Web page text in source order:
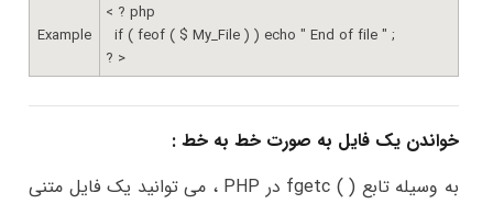
Example
< ? php
if ( feof ( $ My_File ) ) echo " End of file " ;
? >
خواندن یک فایل به صورت خط به خط :
به وسیله تابع ( ) fgetc در PHP ، می توانید یک فایل متنی